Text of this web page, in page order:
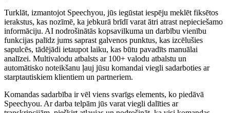
Turklāt, izmantojot Speechyou, jūs iegūstat iespēju meklēt fiksētos
ierakstus, kas nozīmē, ka jebkurā brīdī varat ātri atrast nepieciešamo
informāciju. AI nodrošinātās kopsavilkuma un darbību vienību
funkcijas palīdz jums saprast galvenos punktus, kas izcēlušies
sapulcēs, tādējādi ietaupot laiku, kas būtu pavadīts manuālai
analīzei. Multivalodu atbalsts ar 100+ valodu atbalstu un
automātisko noteikšanu ļauj jūsu komandai viegli sadarboties ar
starptautiskiem klientiem un partneriem.
Komandas sadarbība ir vēl viens svarīgs elements, ko piedāvā
Speechyou. Ar darba telpām jūs varat viegli dalīties ar